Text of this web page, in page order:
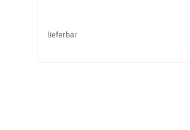
lieferbar